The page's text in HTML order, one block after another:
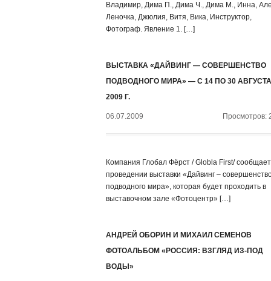
Владимир, Дима П., Дима Ч., Дима М., Инна,
Леночка, Джюлия, Витя, Вика, Инструктор,
Фотограф. Явление 1. […]
ВЫСТАВКА «ДАЙВИНГ — СОВЕРШЕНСТВО
ПОДВОДНОГО МИРА» — С 14 ПО 30 АВГУСТА
2009 Г.
06.07.2009 Просмотров:
Компания Глобал Фёрст / Globla First/
проведении выставки «Дайвинг –
подводного мира», которая будет проходить в
выставочном зале «Фотоцентр» […]
АНДРЕЙ ОБОРИН И МИХАИЛ СЕМЕНОВ
ФОТОАЛЬБОМ «РОССИЯ: ВЗГЛЯД ИЗ-ПОД
ВОДЫ»